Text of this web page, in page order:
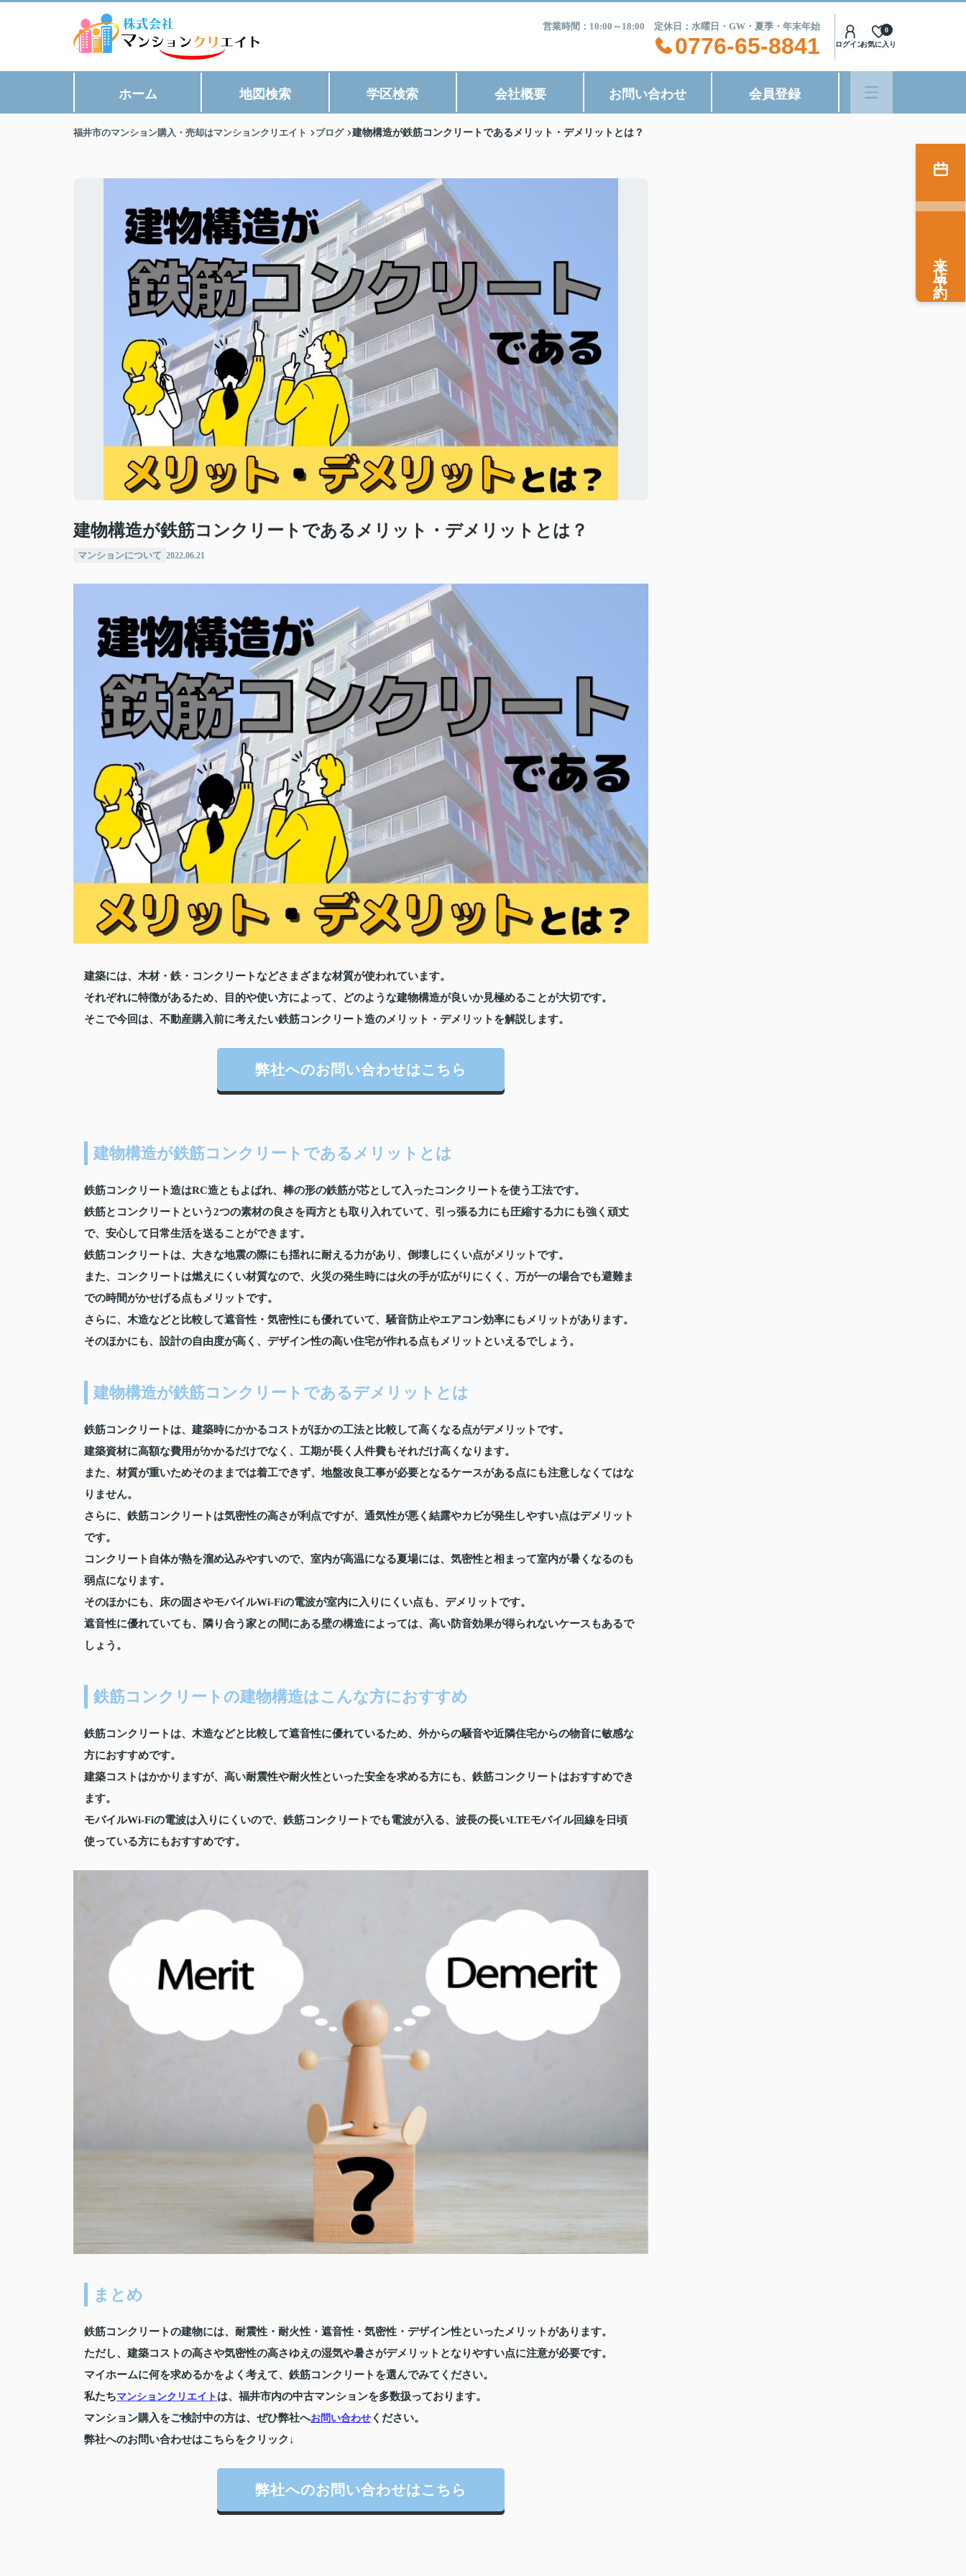
営業時間：10:00～18:00 定休日：水曜日・GW・夏季・年末年始
0776-65-8841 ログインお気に入り
0
ホーム 地図検索 学区検索 会社概要 お問い合わせ 会員登録
福井市のマンション購入・売却はマンションクリエイト ブログ 建物構造が鉄筋コンクリートであるメリット・デメリットとは？
建物構造が鉄筋コンクリートであるメリット・デメリットとは？
マンションについて 2022.06.21
建築には、木材・鉄・コンクリートなどさまざまな材質が使われています。
それぞれに特徴があるため、目的や使い方によって、どのような建物構造が良いか見極めることが大切です。
そこで今回は、不動産購入前に考えたい鉄筋コンクリート造のメリット・デメリットを解説します。
弊社へのお問い合わせはこちら
建物構造が鉄筋コンクリートであるメリットとは
鉄筋コンクリート造はRC造ともよばれ、棒の形の鉄筋が芯として入ったコンクリートを使う工法です。
鉄筋とコンクリートという2つの素材の良さを両方とも取り入れていて、引っ張る力にも圧縮する力にも強く頑丈
で、安心して日常生活を送ることができます。
鉄筋コンクリートは、大きな地震の際にも揺れに耐える力があり、倒壊しにくい点がメリットです。
また、コンクリートは燃えにくい材質なので、火災の発生時には火の手が広がりにくく、万が一の場合でも避難ま
での時間がかせげる点もメリットです。
さらに、木造などと比較して遮音性・気密性にも優れていて、騒音防止やエアコン効率にもメリットがあります。
そのほかにも、設計の自由度が高く、デザイン性の高い住宅が作れる点もメリットといえるでしょう。
建物構造が鉄筋コンクリートであるデメリットとは
鉄筋コンクリートは、建築時にかかるコストがほかの工法と比較して高くなる点がデメリットです。
建築資材に高額な費用がかかるだけでなく、工期が長く人件費もそれだけ高くなります。
また、材質が重いためそのままでは着工できず、地盤改良工事が必要となるケースがある点にも注意しなくてはな
りません。
さらに、鉄筋コンクリートは気密性の高さが利点ですが、通気性が悪く結露やカビが発生しやすい点はデメリット
です。
コンクリート自体が熱を溜め込みやすいので、室内が高温になる夏場には、気密性と相まって室内が暑くなるのも
弱点になります。
そのほかにも、床の固さやモバイルWi-Fiの電波が室内に入りにくい点も、デメリットです。
遮音性に優れていても、隣り合う家との間にある壁の構造によっては、高い防音効果が得られないケースもあるで
しょう。
鉄筋コンクリートの建物構造はこんな方におすすめ
鉄筋コンクリートは、木造などと比較して遮音性に優れているため、外からの騒音や近隣住宅からの物音に敏感な
方におすすめです。
建築コストはかかりますが、高い耐震性や耐火性といった安全を求める方にも、鉄筋コンクリートはおすすめでき
ます。
モバイルWi-Fiの電波は入りにくいので、鉄筋コンクリートでも電波が入る、波長の長いLTEモバイル回線を日頃
使っている方にもおすすめです。
まとめ
鉄筋コンクリートの建物には、耐震性・耐火性・遮音性・気密性・デザイン性といったメリットがあります。
ただし、建築コストの高さや気密性の高さゆえの湿気や暑さがデメリットとなりやすい点に注意が必要です。
マイホームに何を求めるかをよく考えて、鉄筋コンクリートを選んでみてください。
私たちマンションクリエイト は、福井市内の中古マンションを多数扱っております。
マンション購入をご検討中の方は、ぜひ弊社へお問い合わせ ください。
弊社へのお問い合わせはこちらをクリック↓
弊社へのお問い合わせはこちら
来店予約